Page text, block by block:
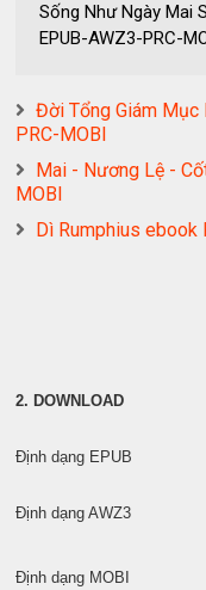
Sống Như Ngày Mai
EPUB-AWZ3-PRC-
Đời Tổng Giám Mục
PRC-MOBI
Mai - Nương Lệ -
MOBI
Dì Rumphius ebook
2. DOWNLOAD
Định dạng
Định dạng
Định dạng